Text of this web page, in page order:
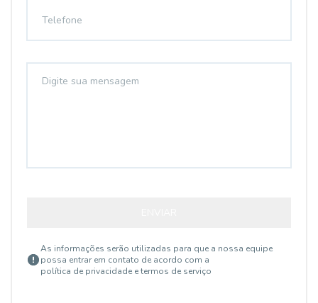
As informações serão utilizadas para que a nossa equipe
possa entrar em contato de acordo com a
política de privacidade e termos de serviço